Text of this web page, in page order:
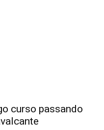
curso passando